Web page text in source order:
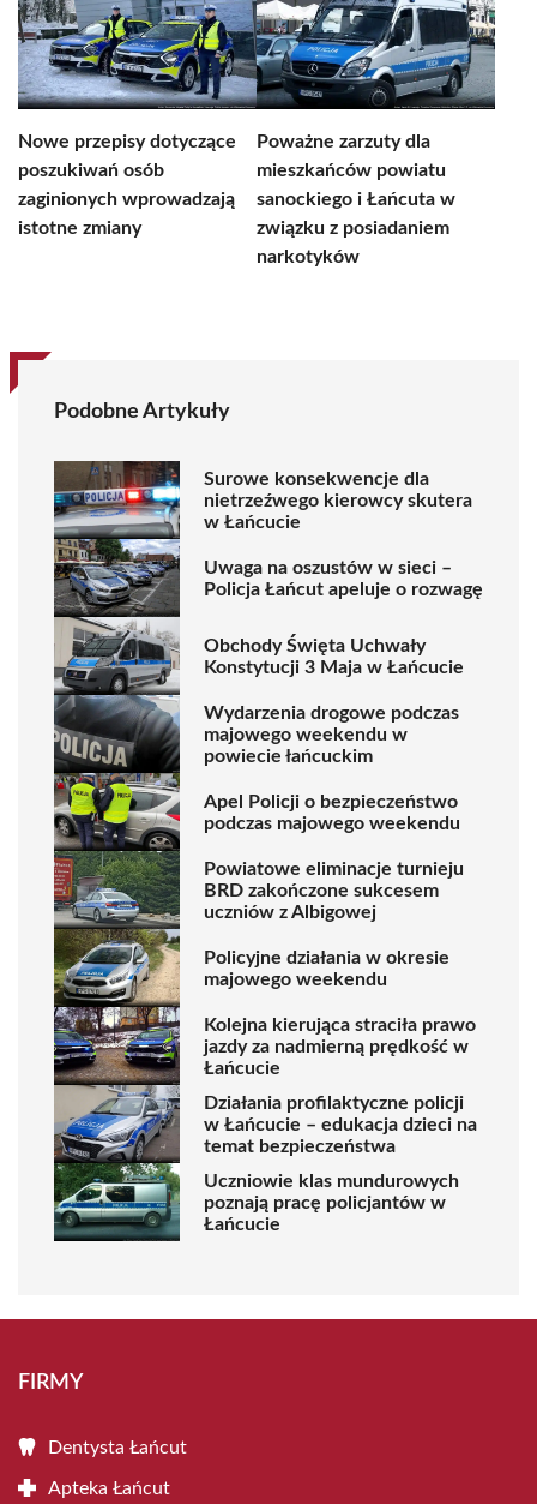
Nowe przepisy dotyczące
poszukiwań osób
zaginionych wprowadzają
istotne zmiany
Poważne zarzuty dla
mieszkańców powiatu
sanockiego i Łańcuta w
związku z posiadaniem
narkotyków
Podobne Artykuły
Surowe konsekwencje dla
nietrzeźwego kierowcy skutera
w Łańcucie
Uwaga na oszustów w sieci –
Policja Łańcut apeluje o rozwagę
Obchody Święta Uchwały
Konstytucji 3 Maja w Łańcucie
Wydarzenia drogowe podczas
majowego weekendu w
powiecie łańcuckim
Apel Policji o bezpieczeństwo
podczas majowego weekendu
Powiatowe eliminacje turnieju
BRD zakończone sukcesem
uczniów z Albigowej
Policyjne działania w okresie
majowego weekendu
Kolejna kierująca straciła prawo
jazdy za nadmierną prędkość w
Łańcucie
Działania profilaktyczne policji
w Łańcucie – edukacja dzieci na
temat bezpieczeństwa
Uczniowie klas mundurowych
poznają pracę policjantów w
Łańcucie
FIRMY
Dentysta Łańcut
Apteka Łańcut